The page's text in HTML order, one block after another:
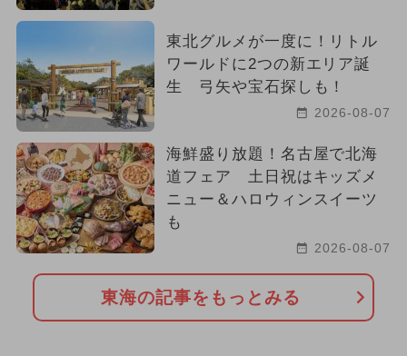
東北グルメが一度に！リトル
ワールドに2つの新エリア誕
生 弓矢や宝石探しも！
2026-08-07
海鮮盛り放題！名古屋で北海
道フェア 土日祝はキッズメ
ニュー＆ハロウィンスイーツ
も
2026-08-07
東海の記事をもっとみる